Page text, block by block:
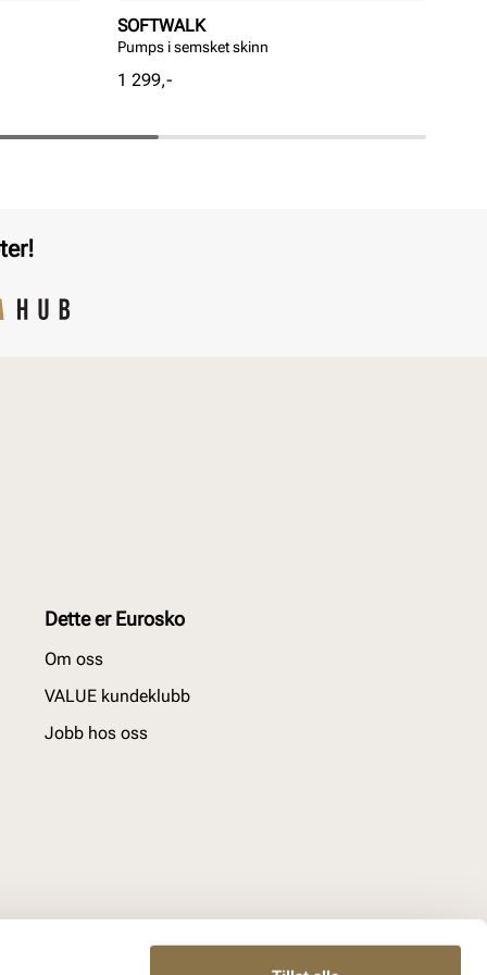
SOFTWALK
Pumps i semsket skinn
Pris
1 299,-
Dette er Eurosko
Om oss
VALUE kundeklubb
Jobb hos oss